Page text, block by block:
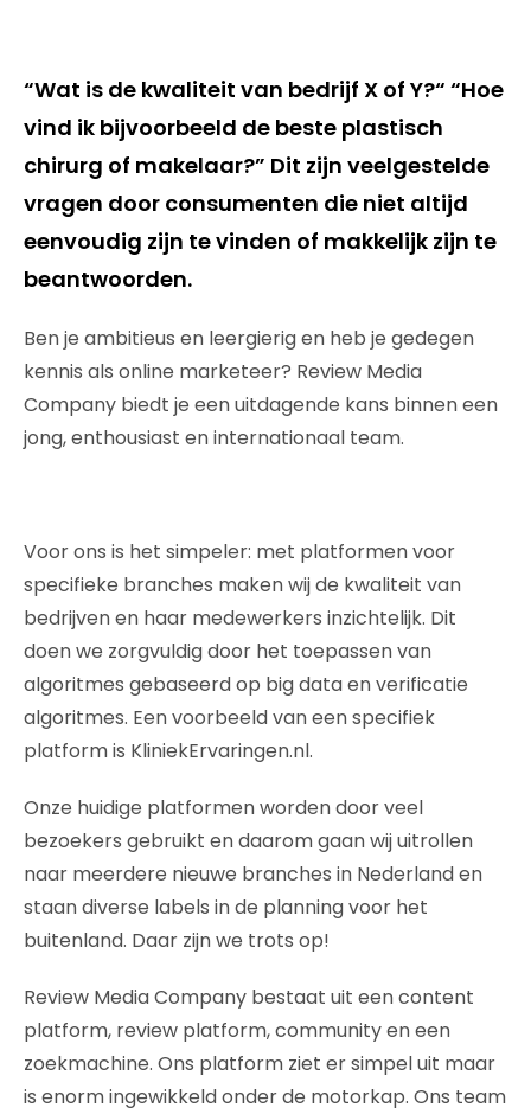
“Wat is de kwaliteit van bedrijf X of Y?“ “Hoe
vind ik bijvoorbeeld de beste plastisch
chirurg of makelaar?” Dit zijn veelgestelde
vragen door consumenten die niet altijd
eenvoudig zijn te vinden of makkelijk zijn te
beantwoorden.
Ben je ambitieus en leergierig en heb je gedegen
kennis als online marketeer? Review Media
Company biedt je een uitdagende kans binnen een
jong, enthousiast en internationaal team.
Voor ons is het simpeler: met platformen voor
specifieke branches maken wij de kwaliteit van
bedrijven en haar medewerkers inzichtelijk. Dit
doen we zorgvuldig door het toepassen van
algoritmes gebaseerd op big data en verificatie
algoritmes. Een voorbeeld van een specifiek
platform is KliniekErvaringen.nl.
Onze huidige platformen worden door veel
bezoekers gebruikt en daarom gaan wij uitrollen
naar meerdere nieuwe branches in Nederland en
staan diverse labels in de planning voor het
buitenland. Daar zijn we trots op!
Review Media Company bestaat uit een content
platform, review platform, community en een
zoekmachine. Ons platform ziet er simpel uit maar
is enorm ingewikkeld onder de motorkap. Ons team